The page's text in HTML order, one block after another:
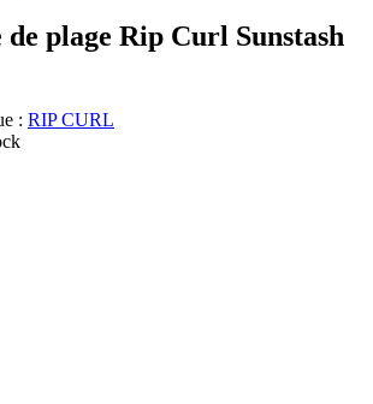
de plage Rip Curl Sunstash
: RIP CURL